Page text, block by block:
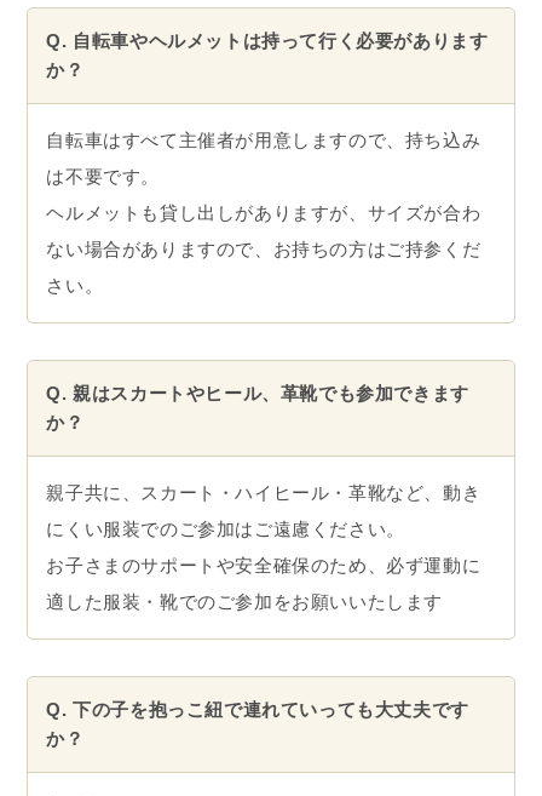
Q. 自転車やヘルメットは持って行く必要があります
か？
自転車はすべて主催者が用意しますので、持ち込み
は不要です。
ヘルメットも貸し出しがありますが、サイズが合わ
ない場合がありますので、お持ちの方はご持参くだ
さい。
Q. 親はスカートやヒール、革靴でも参加できます
か？
親子共に、スカート・ハイヒール・革靴など、動き
にくい服装でのご参加はご遠慮ください。
お子さまのサポートや安全確保のため、必ず運動に
適した服装・靴でのご参加をお願いいたします
Q. 下の子を抱っこ紐で連れていっても大丈夫です
か？